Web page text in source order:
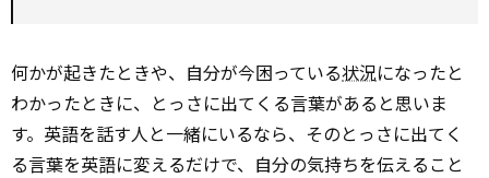
何かが起きたときや、自分が今困っている状況になったと
わかったときに、とっさに出てくる言葉があると思いま
す。英語を話す人と一緒にいるなら、そのとっさに出てく
る言葉を英語に変えるだけで、自分の気持ちを伝えること